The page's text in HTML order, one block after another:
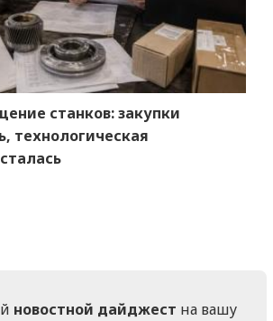
станков: закупки
технологическая
новостной дайджест на вашу